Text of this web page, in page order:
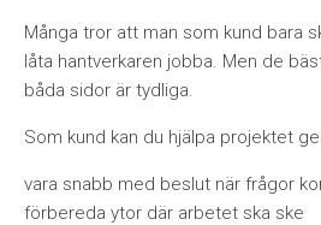
Många tror att man som kund bara
låta hantverkaren jobba. Men de
båda sidor är tydliga.
Som kund kan du hjälpa projektet
vara snabb med beslut när frågor
förbereda ytor där arbetet ska ske